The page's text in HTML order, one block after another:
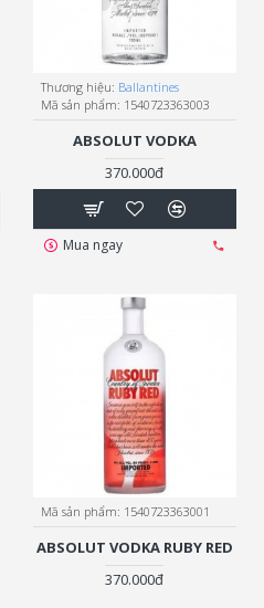
Thương hiệu: Ballantines
Mã sản phẩm: 1540723363003
ABSOLUT VODKA
370.000đ
Mua ngay
Mã sản phẩm: 1540723363001
ABSOLUT VODKA RUBY RED
370.000đ